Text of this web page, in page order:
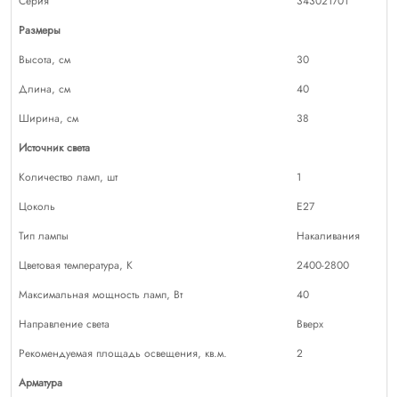
Размеры
Высота, см
30
Длина, см
40
Ширина, см
38
Источник света
Количество ламп, шт
1
Цоколь
E27
Тип лампы
Накаливания
Цветовая температура, К
2400-2800
Максимальная мощность ламп, Вт
40
Направление света
Вверх
Рекомендуемая площадь освещения, кв.м.
2
Арматура